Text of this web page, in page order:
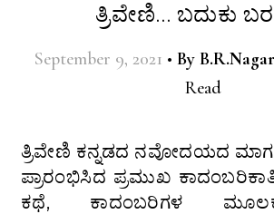
ತ್ರಿವೇಣಿ… ಬದುಕು
September 9, 2021 • By
Read
ತ್ರಿವೇಣಿ ಕನ್ನಡದ ನವೋದಯದ ಮಾರ್ಗದಲ್ಲಿ ಬರೆಯಲು
ಪ್ರಾರಂಭಿಸಿದ ಪ್ರಮುಖ
ಕಥೆ, ಕಾದಂಬರಿಗಳ